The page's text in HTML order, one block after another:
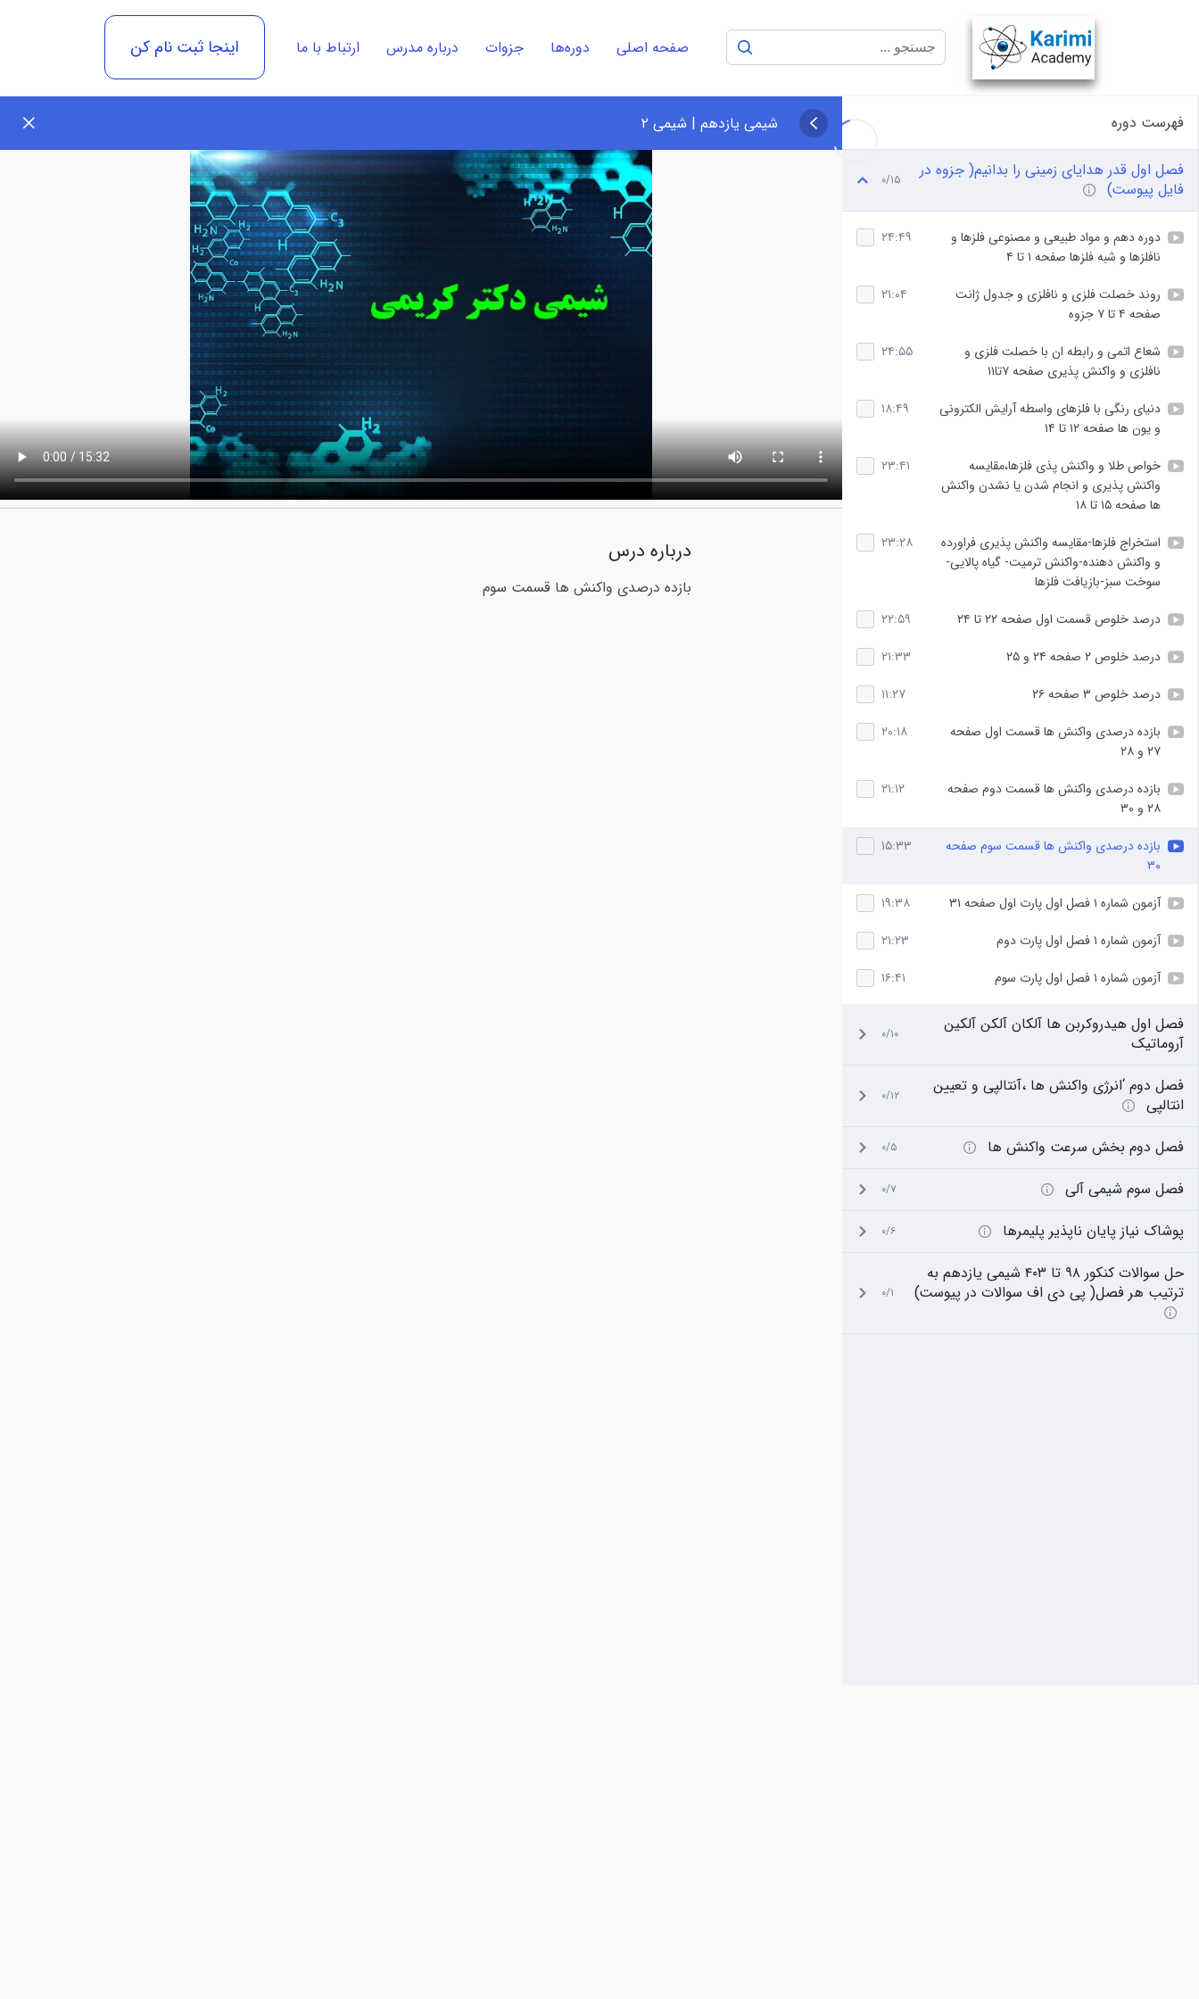
صفحه اصلی دوره‌ها جزوات درباره مدرس ارتباط با ما اینجا ثبت نام کن
فهرست دوره
فصل اول قدر هدایای زمینی را بدانیم( جزوه در
فایل پیوست)
۰/۱۵
دوره دهم و مواد طبیعی و مصنوعی فلزها و
نافلزها و شبه فلزها صفحه ۱ تا ۴
۲۴:۴۹
روند خصلت فلزی و نافلزی و جدول ژانت
صفحه ۴ تا ۷ جزوه
۲۱:۰۴
شعاع اتمی و رابطه ان با خصلت فلزی و
نافلزی و واکنش پذیری صفحه ۷تا۱۱
۲۴:۵۵
دنیای رنگی با فلزهای واسطه آرایش الکترونی
و یون ها صفحه ۱۲ تا ۱۴
۱۸:۴۹
خواص طلا و واکنش پذی فلزها،مقایسه
واکنش پذیری و انجام شدن یا نشدن واکنش
ها صفحه ۱۵ تا ۱۸
۲۳:۴۱
استخراج فلزها-مقایسه واکنش پذیری فراورده
و واکنش دهنده-واکنش ترمیت- گیاه پالایی-
سوخت سبز-بازیافت فلزها
۲۳:۲۸
درصد خلوص قسمت اول صفحه ۲۲ تا ۲۴
۲۲:۵۹
درصد خلوص ۲ صفحه ۲۴ و ۲۵
۲۱:۳۳
درصد خلوص ۳ صفحه ۲۶
۱۱:۲۷
بازده درصدی واکنش ها قسمت اول صفحه
۲۷ و ۲۸
۲۰:۱۸
بازده درصدی واکنش ها قسمت دوم صفحه
۲۸ و ۳۰
۲۱:۱۲
بازده درصدی واکنش ها قسمت سوم صفحه
۳۰
۱۵:۳۳
آزمون شماره ۱ فصل اول پارت اول صفحه ۳۱
۱۹:۳۸
آزمون شماره ۱ فصل اول پارت دوم
۲۱:۲۳
آزمون شماره ۱ فصل اول پارت سوم
۱۶:۴۱
فصل اول هیدروکربن ها آلکان آلکن آلکین
آروماتیک
۰/۱۰
فصل دوم ‘انرژی واکنش ها ،آنتالپی و تعیین
انتالپی
۰/۱۲
فصل دوم بخش سرعت واکنش ها ۰/۵
فصل سوم شیمی آلی ۰/۷
پوشاک نیاز پایان ناپذیر پلیمرها ۰/۶
حل سوالات کنکور ۹۸ تا ۴۰۳ شیمی یازدهم به
ترتیب هر فصل( پی دی اف سوالات در پیوست)
۰/۱
شیمی یازدهم | شیمی ۲
درباره درس
بازده درصدی واکنش ها قسمت سوم